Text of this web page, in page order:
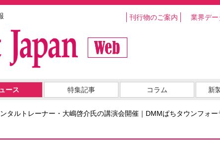
刊行物のご案内 業界デー
ース 特集記事 コラム 新
タルトレーナー・大嶋啓介氏の講演会開催｜DMMぱちタウンフォー